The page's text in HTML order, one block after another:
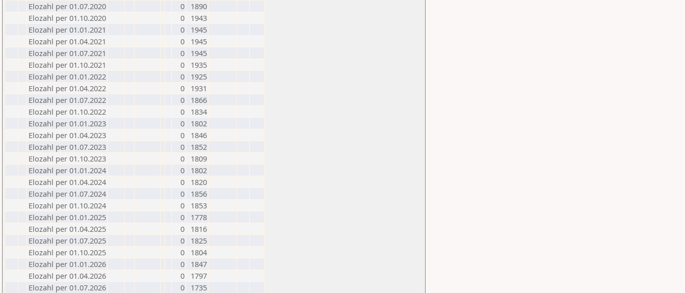
Elozahl per 01.07.2020
0
1890
Elozahl per 01.10.2020
0
1943
Elozahl per 01.01.2021
0
1945
Elozahl per 01.04.2021
0
1945
Elozahl per 01.07.2021
0
1945
Elozahl per 01.10.2021
0
1935
Elozahl per 01.01.2022
0
1925
Elozahl per 01.04.2022
0
1931
Elozahl per 01.07.2022
0
1866
Elozahl per 01.10.2022
0
1834
Elozahl per 01.01.2023
0
1802
Elozahl per 01.04.2023
0
1846
Elozahl per 01.07.2023
0
1852
Elozahl per 01.10.2023
0
1809
Elozahl per 01.01.2024
0
1802
Elozahl per 01.04.2024
0
1820
Elozahl per 01.07.2024
0
1856
Elozahl per 01.10.2024
0
1853
Elozahl per 01.01.2025
0
1778
Elozahl per 01.04.2025
0
1816
Elozahl per 01.07.2025
0
1825
Elozahl per 01.10.2025
0
1804
Elozahl per 01.01.2026
0
1847
Elozahl per 01.04.2026
0
1797
Elozahl per 01.07.2026
0 1735